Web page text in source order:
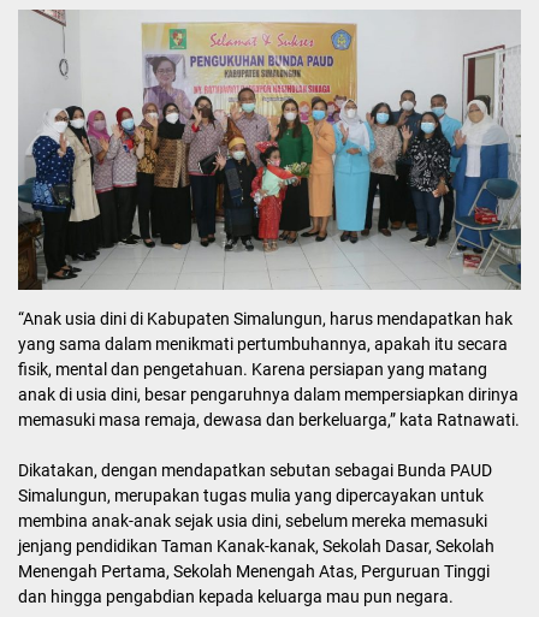
“Anak usia dini di Kabupaten Simalungun, harus mendapatkan hak
yang sama dalam menikmati pertumbuhannya, apakah itu secara
fisik, mental dan pengetahuan. Karena persiapan yang matang
anak di usia dini, besar pengaruhnya dalam mempersiapkan dirinya
memasuki masa remaja, dewasa dan berkeluarga,” kata Ratnawati.
Dikatakan, dengan mendapatkan sebutan sebagai Bunda PAUD
Simalungun, merupakan tugas mulia yang dipercayakan untuk
membina anak-anak sejak usia dini, sebelum mereka memasuki
jenjang pendidikan Taman Kanak-kanak, Sekolah Dasar, Sekolah
Menengah Pertama, Sekolah Menengah Atas, Perguruan Tinggi
dan hingga pengabdian kepada keluarga mau pun negara.